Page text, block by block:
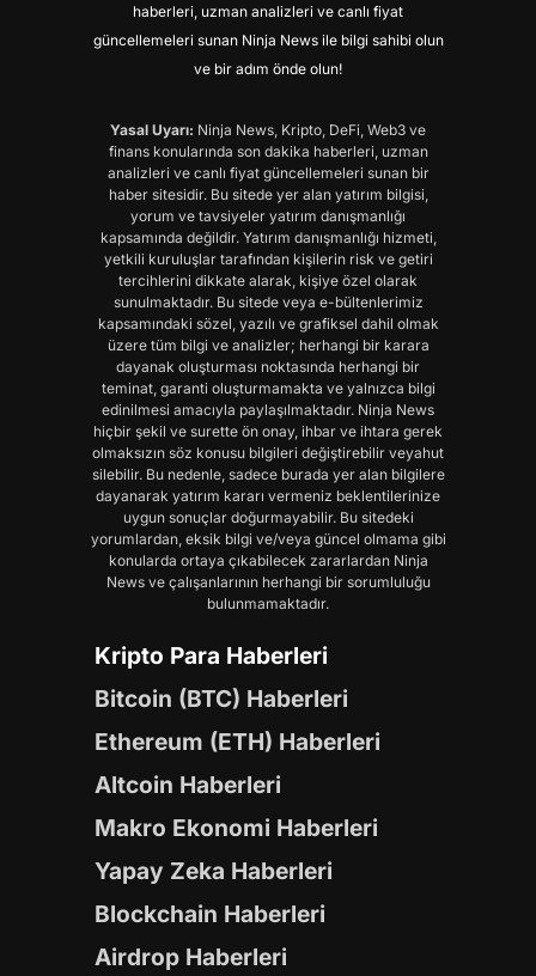
haberleri, uzman analizleri ve canlı fiyat
güncellemeleri sunan Ninja News ile bilgi sahibi olun
ve bir adım önde olun!
Yasal Uyarı: Ninja News, Kripto, DeFi, Web3 ve
finans konularında son dakika haberleri, uzman
analizleri ve canlı fiyat güncellemeleri sunan bir
haber sitesidir. Bu sitede yer alan yatırım bilgisi,
yorum ve tavsiyeler yatırım danışmanlığı
kapsamında değildir. Yatırım danışmanlığı hizmeti,
yetkili kuruluşlar tarafından kişilerin risk ve getiri
tercihlerini dikkate alarak, kişiye özel olarak
sunulmaktadır. Bu sitede veya e-bültenlerimiz
kapsamındaki sözel, yazılı ve grafiksel dahil olmak
üzere tüm bilgi ve analizler; herhangi bir karara
dayanak oluşturması noktasında herhangi bir
teminat, garanti oluşturmamakta ve yalnızca bilgi
edinilmesi amacıyla paylaşılmaktadır. Ninja News
hiçbir şekil ve surette ön onay, ihbar ve ihtara gerek
olmaksızın söz konusu bilgileri değiştirebilir veyahut
silebilir. Bu nedenle, sadece burada yer alan bilgilere
dayanarak yatırım kararı vermeniz beklentilerinize
uygun sonuçlar doğurmayabilir. Bu sitedeki
yorumlardan, eksik bilgi ve/veya güncel olmama gibi
konularda ortaya çıkabilecek zararlardan Ninja
News ve çalışanlarının herhangi bir sorumluluğu
bulunmamaktadır.
Kripto Para Haberleri
Bitcoin (BTC) Haberleri
Ethereum (ETH) Haberleri
Altcoin Haberleri
Makro Ekonomi Haberleri
Yapay Zeka Haberleri
Blockchain Haberleri
Airdrop Haberleri